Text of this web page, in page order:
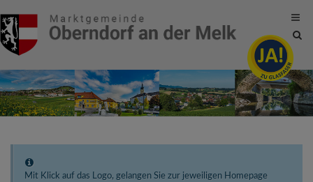
Site
Mit Klick auf das Logo, gelangen Sie zur jeweiligen Homepage